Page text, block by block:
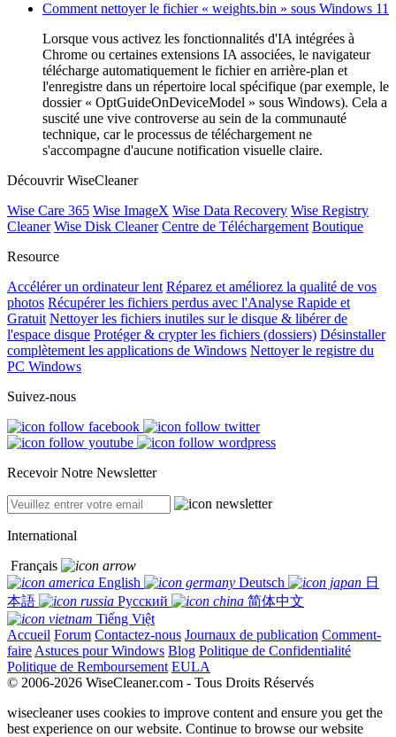
Comment nettoyer le fichier « weights.bin » sous Windows 11
Lorsque vous activez les fonctionnalités d'IA intégrées à
Chrome ou certaines extensions IA associées, le navigateur
télécharge automatiquement le fichier en arrière-plan et
l'enregistre dans un répertoire local spécifique (par exemple, le
dossier « OptGuideOnDeviceModel » sous Windows). Cela a
suscité une vive controverse au sein de la communauté
technique, car le processus de téléchargement ne
s'accompagne d'aucune notification visuelle claire.
Découvrir WiseCleaner
Wise Care 365 Wise ImageX Wise Data Recovery Wise Registry
Cleaner Wise Disk Cleaner Centre de Téléchargement Boutique
Resource
Accélérer un ordinateur lent Réparez et améliorez la qualité de vos
photos Récupérer les fichiers perdus avec l'Analyse Rapide et
Gratuit Nettoyer les fichiers inutiles sur le disque & libérer de
l'espace disque Protéger & crypter les fichiers (dossiers) Désinstaller
complètement les applications de Windows Nettoyer le registre du
PC Windows
Suivez-nous
Recevoir Notre Newsletter
International
Français
English
Deutsch
日
本語
Русский
简体中文
Tiếng Việt
Accueil Forum Contactez-nous Journaux de publication Comment-
faire Astuces pour Windows Blog Politique de Confidentialité
Politique de Remboursement EULA
© 2006-2026 WiseCleaner.com - Tous Droits Réservés
wisecleaner uses cookies to improve content and ensure you get the
best experience on our website. Continue to browse our website